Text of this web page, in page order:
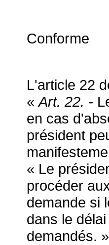
Conforme
L'article 22
«Art. 22. -
en cas
président
« Le
procéder
demande si
dans le
demandés. »